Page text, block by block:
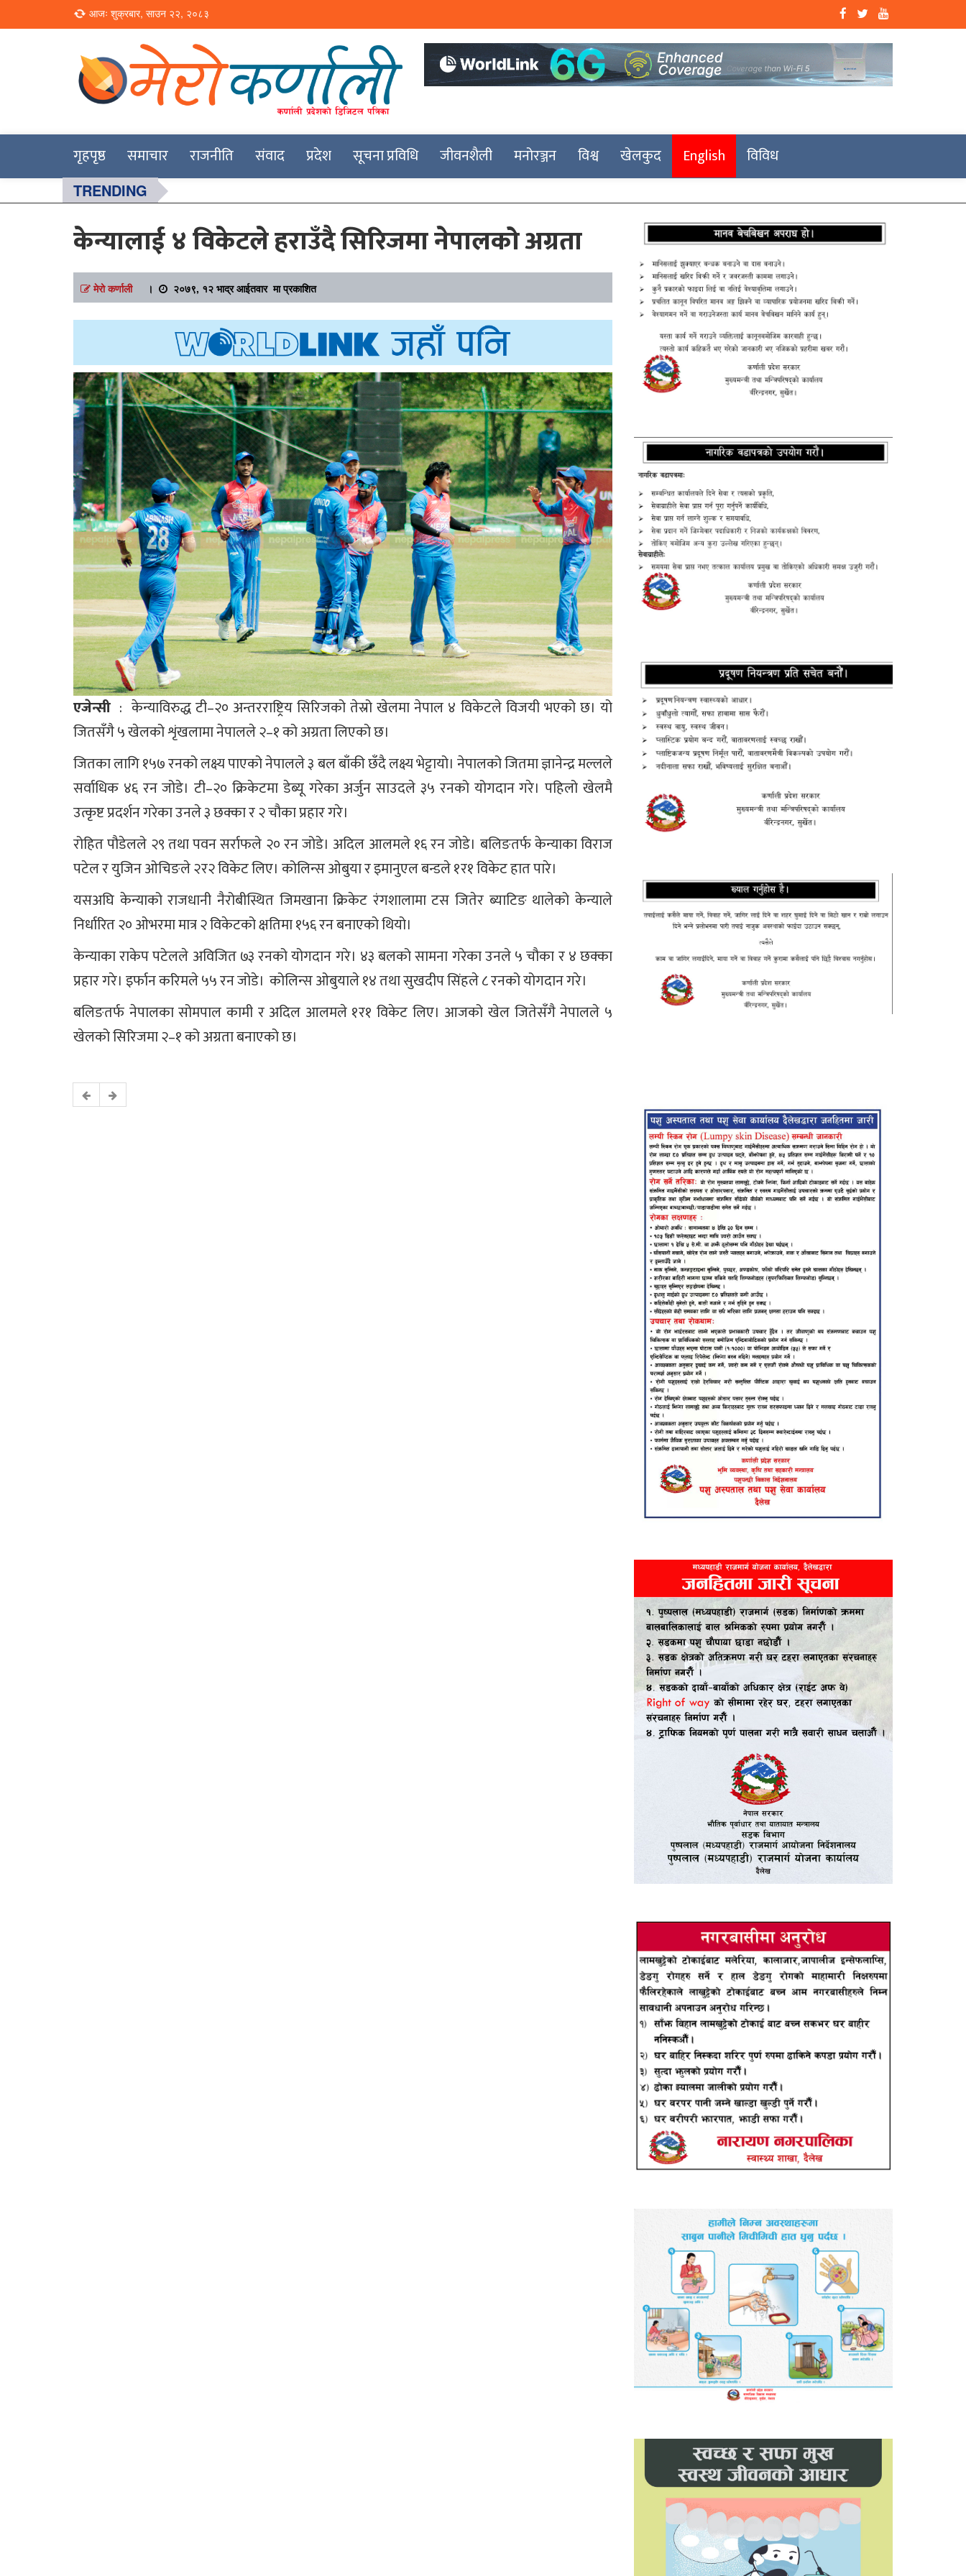
Loading...
आजः शुक्रबार, साउन २२, २०८३
Merokarnali
गृहपृष्ठ समाचार राजनीति संवाद प्रदेश सूचना प्रविधि जीवनशैली मनोरञ्जन विश्व खेलकुद English विविध
TRENDING
केन्यालाई ४ विकेटले हराउँदै सिरिजमा नेपालको अग्रता
मेरो कर्णाली। २०७९, १२ भाद्र आईतवार मा प्रकाशित
एजेन्सी : केन्याविरुद्ध ​टी–२० अन्तरराष्ट्रिय सिरिजको तेस्रो खेलमा नेपाल ४ विकेटले विजयी भएको छ। यो
जितसँगै ५ खेलको शृंखलामा नेपालले २–१ को अग्रता लिएको छ।
जितका लागि १५७ रनको लक्ष्य पाएको नेपालले ३ बल बाँकी छँदै लक्ष्य भेट्टायो। नेपालको जितमा ज्ञानेन्द्र मल्लले
सर्वाधिक ४६ रन जोडे। टी–२० क्रिकेटमा डेब्यू गरेका अर्जुन साउदले ३५ रनको योगदान गरे। पहिलो खेलमै
उत्कृष्ट प्रदर्शन गरेका उनले ३ छक्का र २ चौका प्रहार गरे।
रोहित पौडेलले २९ तथा पवन सर्राफले २० रन जोडे। अदिल आलमले १६ रन जोडे। बलिङतर्फ केन्याका विराज
पटेल र युजिन ओचिङले २र२ विकेट लिए। ​कोलिन्स ओबुया र इमानुएल बन्डले १र१ विकेट हात पारे।
यसअघि केन्याको राजधानी नैरोबीस्थित जिमखाना क्रिकेट रंगशालामा टस जितेर ब्याटिङ थालेको केन्याले
निर्धारित २० ओभरमा मात्र २ विकेटको क्षतिमा १५६ रन बनाएको थियो।
केन्याका राकेप पटेलले अविजित ७३ रनको योगदान गरे। ४३ बलको सामना गरेका उनले ५ चौका र ४ छक्का
प्रहार गरे। इर्फान करिमले ५५ रन जोडे। ​ कोलिन्स ओबुयाले १४ तथा सुखदीप सिंहले ८ रनको योगदान गरे।
बलिङतर्फ नेपालका सोमपाल कामी र अदिल आलमले १र१ विकेट लिए। आजको खेल जितेसँगै नेपालले ५
खेलको सिरिजमा २–१ को अग्रता बनाएको छ।